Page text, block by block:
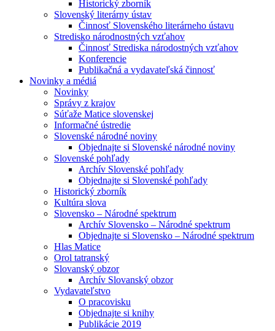
Historický zborník
Slovenský literárny ústav
Činnosť Slovenského literárneho ústavu
Stredisko národnostných vzťahov
Činnosť Strediska národostných vzťahov
Konferencie
Publikačná a vydavateľská činnosť
Novinky a médiá
Novinky
Správy z krajov
Súťaže Matice slovenskej
Informačné ústredie
Slovenské národné noviny
Objednajte si Slovenské národné noviny
Slovenské pohľady
Archív Slovenské pohľady
Objednajte si Slovenské pohľady
Historický zborník
Kultúra slova
Slovensko – Národné spektrum
Archív Slovensko – Národné spektrum
Objednajte si Slovensko – Národné spektrum
Hlas Matice
Orol tatranský
Slovanský obzor
Archív Slovanský obzor
Vydavateľstvo
O pracovisku
Objednajte si knihy
Publikácie 2019